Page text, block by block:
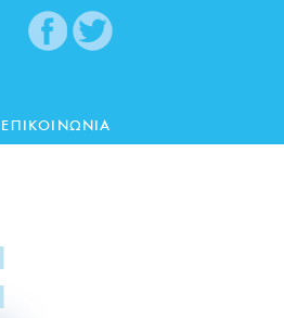
ΕΠΙΚΟΙΝΩΝΙΑ